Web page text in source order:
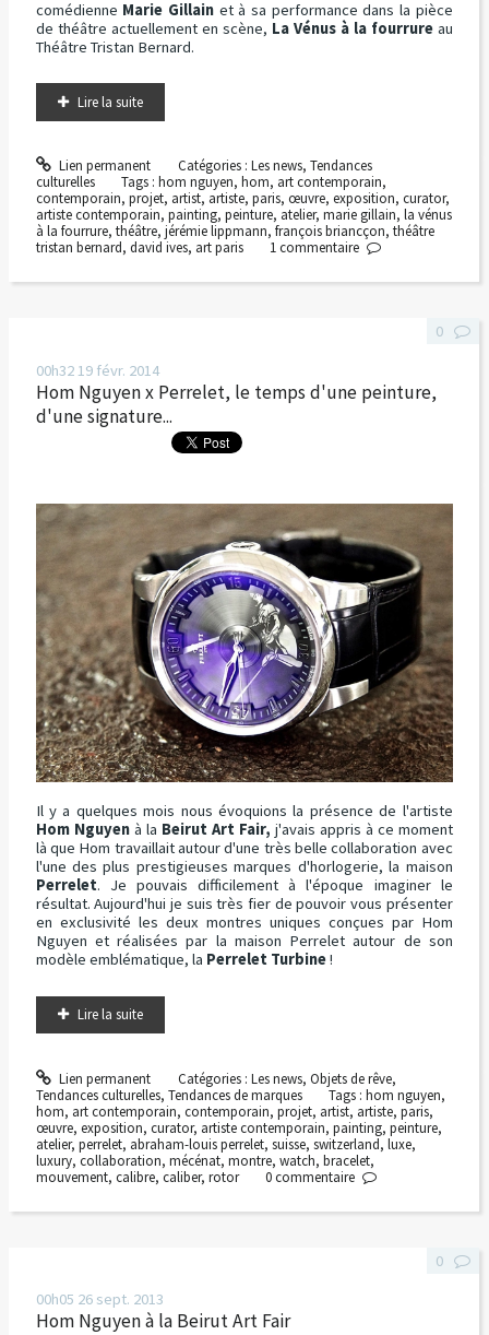
comédienne Marie Gillainet à sa performance dans la pièce
de théâtre actuellement en scène, La Vénus à la fourrure au
Théâtre Tristan Bernard.
Lire la suite
Lien permanent Catégories : Les news, Tendances
culturelles
Tags :hom nguyen,hom, art contemporain,
contemporain, projet, artist, artiste, paris, œuvre, exposition, curator,
artiste contemporain, painting, peinture, atelier, marie gillain, la vénus
à la fourrure, théâtre, jérémie lippmann, françois briancçon, théâtre
tristan bernard, david ives, art paris 1commentaire
00h3219 févr. 2014
Hom Nguyen x Perrelet, le temps d'une peinture,
d'une signature...
Il y a quelques mois nous évoquions la présence de l'artiste
Hom Nguyenà la Beirut Art Fair, j'avais appris à ce moment
là que Hom travaillait autour d'une très belle collaboration avec
l'une des plus prestigieuses marques d'horlogerie, la maison
Perrelet. Je pouvais difficilement à l'époque imaginer le
résultat. Aujourd'hui je suis très fier de pouvoir vous présenter
en exclusivité les deux montres uniques conçues par Hom
Nguyen et réalisées par la maison Perrelet autour de son
modèle emblématique, la Perrelet Turbine!
Lire la suite
Lien permanent Catégories : Les news, Objets de rêve,
Tendances culturelles, Tendances de marques Tags :hom nguyen,
hom, art contemporain, contemporain, projet, artist, artiste, paris,
œuvre, exposition, curator, artiste contemporain, painting, peinture,
atelier, perrelet, abraham-louis perrelet, suisse, switzerland, luxe,
luxury, collaboration, mécénat, montre, watch, bracelet,
mouvement, calibre, caliber, rotor
0
0commentaire
00h05 26 sept. 2013
Hom Nguyen à la Beirut Art Fair
0